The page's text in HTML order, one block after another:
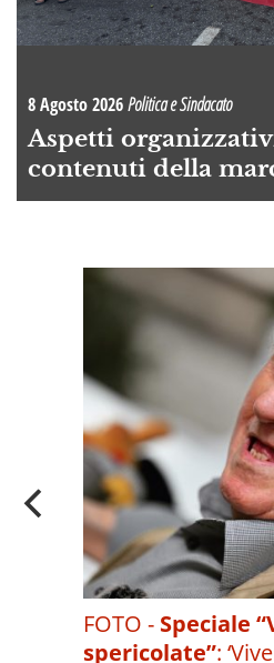
8 Agosto 2026Politica e Sindacato
Aspetti
contenuti della
FOTO - Speciale
spericolate”: